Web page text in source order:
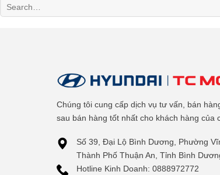
Chúng tôi cung cấp dịch vụ tư vấn, bán
sau bán hàng tốt nhất cho khách hàng của
Số 39, Đại Lộ Bình Dương, Phường
Thành Phố Thuận An, Tỉnh Bình
Hotline Kinh Doanh: 0888972772